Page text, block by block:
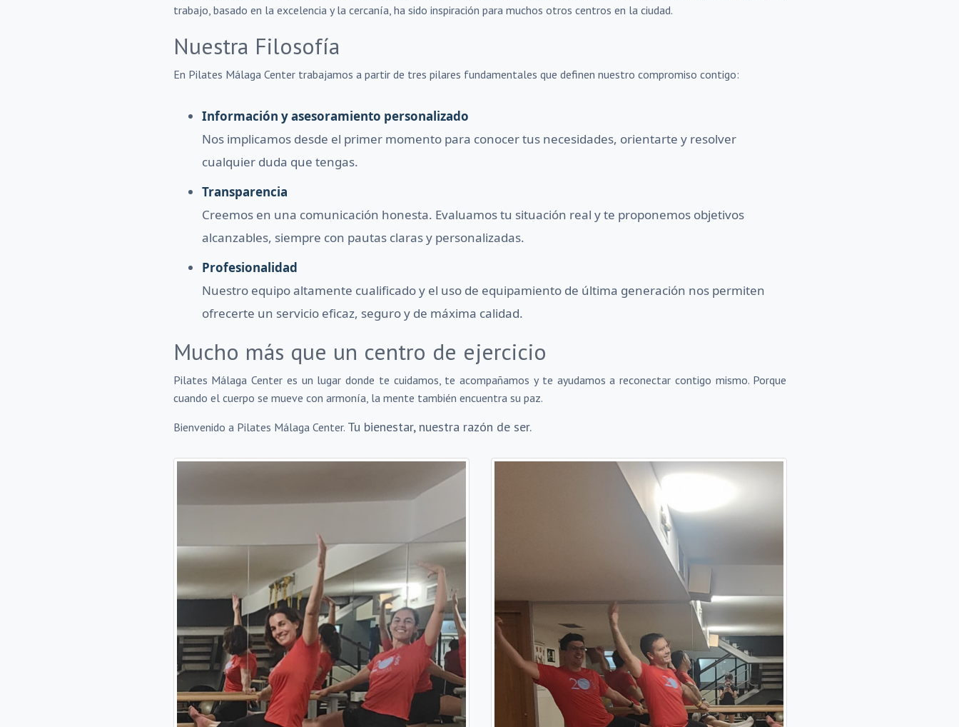
trabajo, basado en la excelencia y la cercanía, ha sido inspiración para muchos otros centros en la ciudad.
Nuestra Filosofía
En Pilates Málaga Center trabajamos a partir de tres pilares fundamentales que definen nuestro compromiso contigo:
Información y asesoramiento personalizado
Nos implicamos desde el primer momento para conocer tus necesidades, orientarte y resolver
cualquier duda que tengas.
Transparencia
Creemos en una comunicación honesta. Evaluamos tu situación real y te proponemos objetivos
alcanzables, siempre con pautas claras y personalizadas.
Profesionalidad
Nuestro equipo altamente cualificado y el uso de equipamiento de última generación nos permiten
ofrecerte un servicio eficaz, seguro y de máxima calidad.
Mucho más que un centro de ejercicio
Pilates Málaga Center es un lugar donde te cuidamos, te acompañamos y te ayudamos a reconectar contigo mismo. Porque
cuando el cuerpo se mueve con armonía, la mente también encuentra su paz.
Bienvenido a Pilates Málaga Center. Tu bienestar, nuestra razón de ser.